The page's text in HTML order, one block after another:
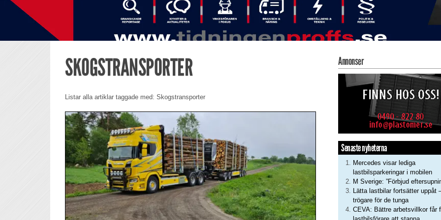
SKOGSTRANSPORTER
Listar alla artiklar taggade med: Skogstransporter
Annonser
Senaste nyheterna
Mercedes visar lediga
lastbilsparkeringar i mobilen
M Sverige: ”Förbjud
Lätta lastbilar fortsätter uppåt
trögare för de tunga
CEVA: Bättre arbetsvillkor får